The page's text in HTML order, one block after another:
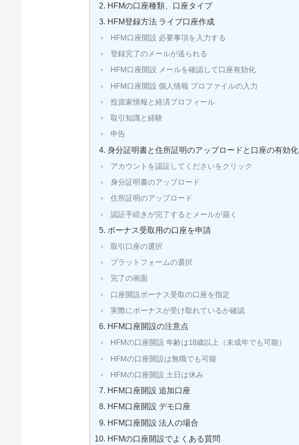
HFMの口座種類、口座タイプ
HFM登録方法 ライブ口座作成
HFM口座開設 必要事項を入力する
登録完了のメールが送られる
HFM口座開設 メールを確認して口座有効化
HFM口座開設 個人情報 プロファイルの入力
投資家情報と経済プロフィール
取引知識と経験
申告
身分証明書と住所証明のアップロードと口座の有効化
アカウントを認証してくださいをクリック
身分証明書のアップロード
住所証明のアップロード
認証手続きが完了するとメールが届く
ボーナス受取用の口座を申請
取引口座の選択
プラットフォームの選択
完了の画面
口座開設ボーナス受取の口座を指定
実際にボーナスが受け取れているか確認
HFM口座開設の注意点
HFMの口座開設 年齢は18歳以上（未成年でも可能）
HFMの口座開設は無職でも可能
HFMの口座開設 土日は休み
HFM口座開設 追加口座
HFM口座開設 デモ口座
HFM口座開設 法人の場合
HFMの口座開設でよくある質問